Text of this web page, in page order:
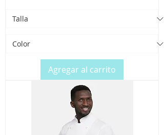
Agregar al carrito